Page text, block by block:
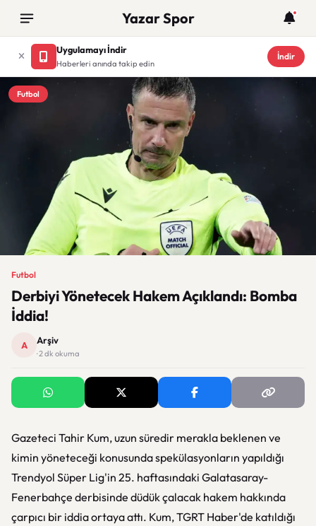
Yazar Spor
Uygulamayı İndir
Haberleri anında takip edin
İndir
Futbol
Futbol
Derbiyi Yönetecek Hakem Açıklandı: Bomba
İddia!
A Arşiv
· 2 dk okuma
Gazeteci Tahir Kum, uzun süredir merakla beklenen ve
kimin yöneteceği konusunda spekülasyonların yapıldığı
Trendyol Süper Lig'in 25. haftasındaki Galatasaray-
Fenerbahçe derbisinde düdük çalacak hakem hakkında
çarpıcı bir iddia ortaya attı. Kum, TGRT Haber'de katıldığı